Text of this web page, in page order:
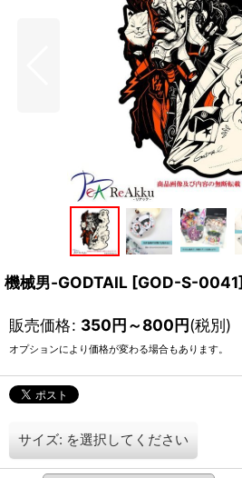
機械男-GODTAIL [GOD-S-0041]
販売価格: 350円～800円(税別)
オプションにより価格が変わる場合もあります。
サイズ: を選択してください